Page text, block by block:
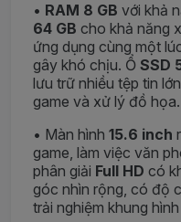
• RAM 8 GB với khả
64 GB cho khả năng
ứng dụng cùng một
gây khó chịu. Ổ SSD
lưu trữ nhiều tệp tin
game và xử lý đồ họa.
• Màn hình 15.6 inch
game, làm việc văn
phân giải Full HD có
góc nhìn rộng, có độ
trải nghiệm khung